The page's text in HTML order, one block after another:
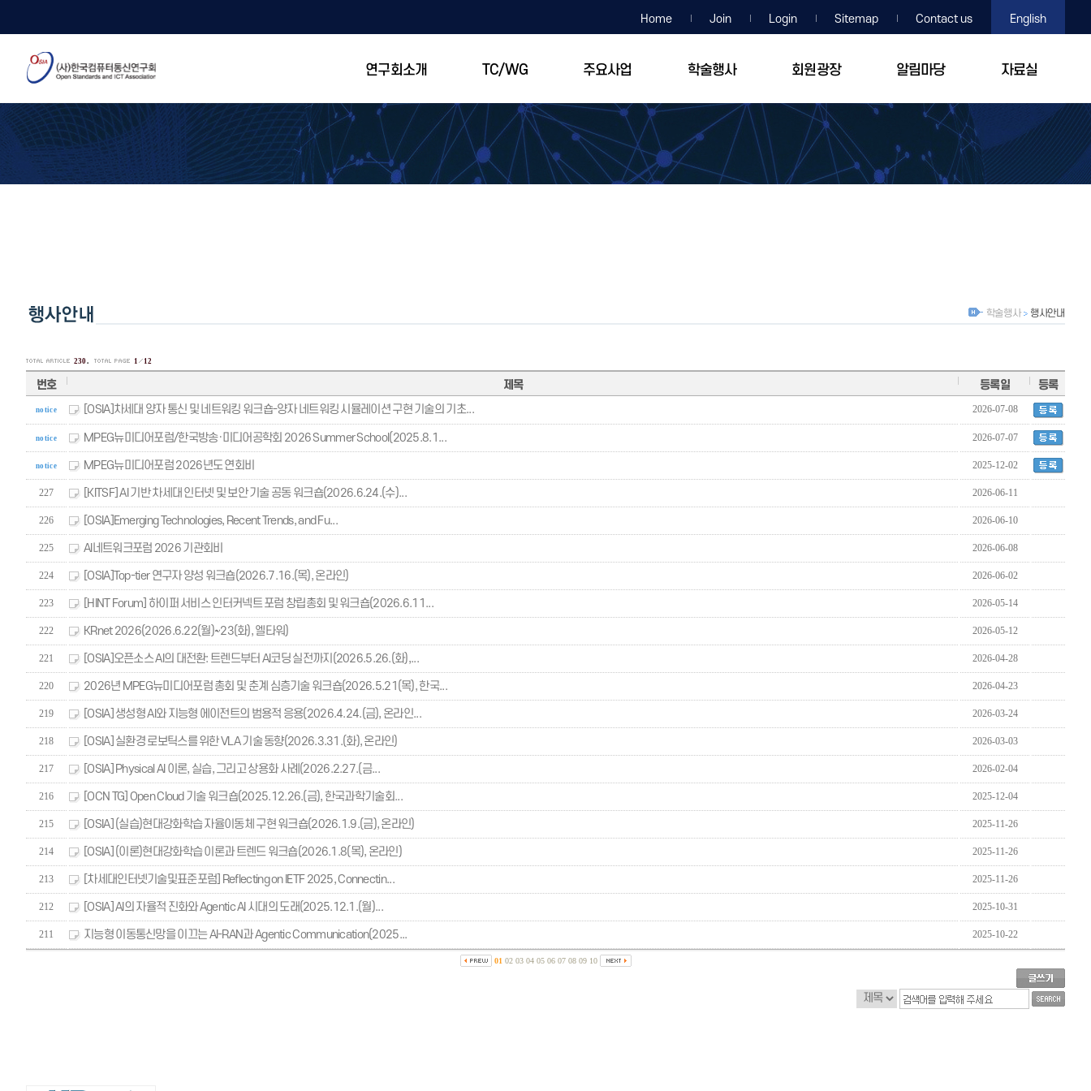
Home Join Login Sitemap Contact us English
연구회소개 TC/WG 주요사업 학술행사 회원광장 알림마당 자료실
학술행사 행사안내
230. 1 12
번호 제목 등록일 등록
notice [OSIA]차세대 양자 통신 및 네트워킹 워크숍-양자 네트워킹 시뮬레이션 구현 기술의 기초... 2026-07-08
notice MPEG뉴미디어포럼/한국방송·미디어공학회 2026 Summer School(2025.8.1... 2026-07-07
notice MPEG뉴미디어포럼 2026년도 연회비 2025-12-02
227 [KITSF] AI 기반 차세대 인터넷 및 보안 기술 공동 워크숍(2026.6.24.(수)... 2026-06-11
226 [OSIA]Emerging Technologies, Recent Trends, and Fu... 2026-06-10
225 AI네트워크포럼 2026 기관회비 2026-06-08
224 [OSIA]Top-tier 연구자 양성 워크숍(2026.7.16.(목), 온라인) 2026-06-02
223 [HINT Forum] 하이퍼 서비스 인터커넥트 포럼 창립총회 및 워크숍(2026.6.11... 2026-05-14
222 KRnet 2026(2026.6.22(월)~23(화), 엘타워) 2026-05-12
221 [OSIA]오픈소스 AI의 대전환: 트렌드부터 AI코딩 실전까지(2026.5.26.(화),... 2026-04-28
220 2026년 MPEG뉴미디어포럼 총회 및 춘계 심층기술 워크숍(2026.5.21(목), 한국... 2026-04-23
219 [OSIA] 생성형 AI와 지능형 에이전트의 범용적 응용(2026.4.24.(금), 온라인... 2026-03-24
218 [OSIA] 실환경 로보틱스를 위한 VLA 기술 동향(2026.3.31.(화), 온라인) 2026-03-03
217 [OSIA] Physical AI 이론, 실습, 그리고 상용화 사례(2026.2.27.(금... 2026-02-04
216 [OCN TG] Open Cloud 기술 워크숍(2025.12.26.(금), 한국과학기술회... 2025-12-04
215 [OSIA] (실습)현대강화학습 자율이동체 구현 워크숍(2026.1.9.(금), 온라인) 2025-11-26
214 [OSIA] (이론)현대강화학습 이론과 트렌드 워크숍(2026.1.8(목), 온라인) 2025-11-26
213 [차세대인터넷기술및표준포럼] Reflecting on IETF 2025, Connectin... 2025-11-26
212 [OSIA] AI의 자율적 진화와 Agentic AI 시대의 도래(2025.12.1.(월)... 2025-10-31
211 지능형 이동통신망을 이끄는 AI-RAN과 Agentic Communication(2025... 2025-10-22
01 02 03 04 05 06 07 08 09 10